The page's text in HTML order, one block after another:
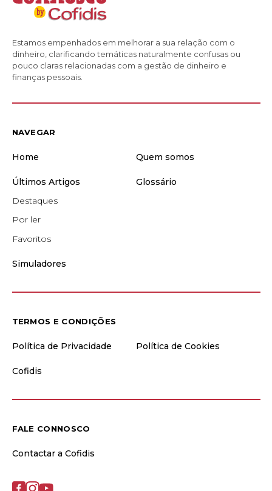
Estamos empenhados em melhorar a sua relação com o
dinheiro, clarificando temáticas naturalmente confusas ou
pouco claras relacionadas com a gestão de dinheiro e
finanças pessoais.
NAVEGAR
Home Quem somos
Últimos Artigos
Destaques
Por ler
Favoritos
Glossário
Simuladores
TERMOS E CONDIÇÕES
Política de Privacidade Política de Cookies
Cofidis
FALE CONNOSCO
Contactar a Cofidis